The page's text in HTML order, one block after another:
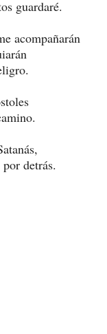
guardaré.
acompañarán
detrás.